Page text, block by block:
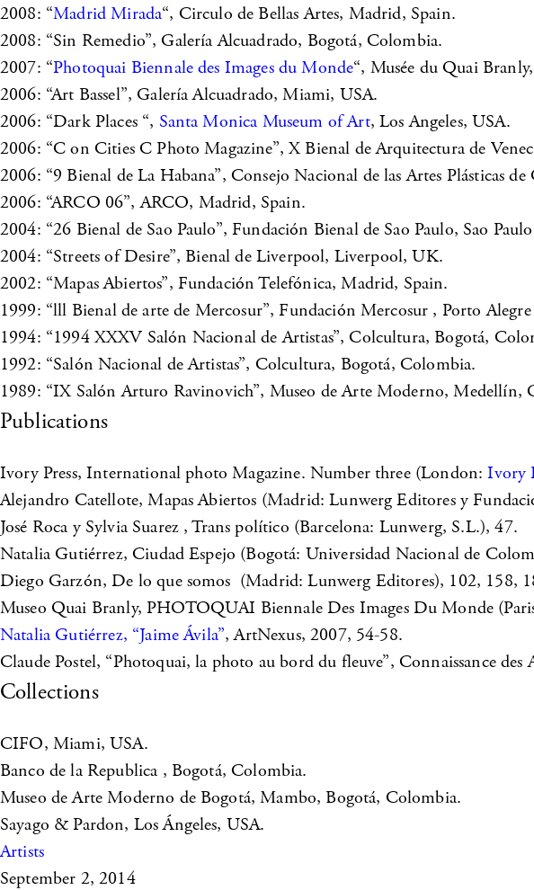
2008: “Madrid Mirada“, Circulo de Bellas Artes, Madrid, Spain.
2008: “Sin Remedio”, Galería Alcuadrado, Bogotá, Colombia.
2007: “Photoquai Biennale des Images du Monde“, Musée du Quai
2006: “Art Bassel”, Galería Alcuadrado, Miami, USA.
2006: “Dark Places “, Santa Monica Museum of Art, Los Angeles, USA.
2006: “C on Cities C Photo Magazine”, X Bienal de Arquitectura de
2006: “9 Bienal de La Habana”, Consejo Nacional de las Artes Plásticas
2006: “ARCO 06”, ARCO, Madrid, Spain.
2004: “26 Bienal de Sao Paulo”, Fundación Bienal de Sao Paulo, Sao
2004: “Streets of Desire”, Bienal de Liverpool, Liverpool, UK.
2002: “Mapas Abiertos”, Fundación Telefónica, Madrid, Spain.
1999: “lll Bienal de arte de Mercosur”, Fundación Mercosur , Porto
1994: “1994 XXXV Salón Nacional de Artistas”, Colcultura, Bogotá,
1992: “Salón Nacional de Artistas”, Colcultura, Bogotá, Colombia.
1989: “IX Salón Arturo Ravinovich”, Museo de Arte Moderno, Medellín,
Publications
Ivory Press, International photo Magazine. Number three (London:Ivory
Alejandro Catellote, Mapas Abiertos (Madrid: Lunwerg Editores y
José Roca y Sylvia Suarez , Trans político (Barcelona: Lunwerg, S.L.), 47.
Natalia Gutiérrez, Ciudad Espejo (Bogotá: Universidad Nacional de
Diego Garzón, De lo que somos (Madrid: Lunwerg Editores), 102, 158,
Museo Quai Branly, PHOTOQUAI Biennale Des Images Du Monde
Natalia Gutiérrez, “Jaime Ávila”, ArtNexus, 2007, 54-58.
Claude Postel, “Photoquai, la photo au bord du fleuve”, Connaissance
Collections
CIFO, Miami, USA.
Banco de la Republica , Bogotá, Colombia.
Museo de Arte Moderno de Bogotá, Mambo, Bogotá, Colombia.
Sayago & Pardon, Los Ángeles, USA.
Artists
September 2, 2014